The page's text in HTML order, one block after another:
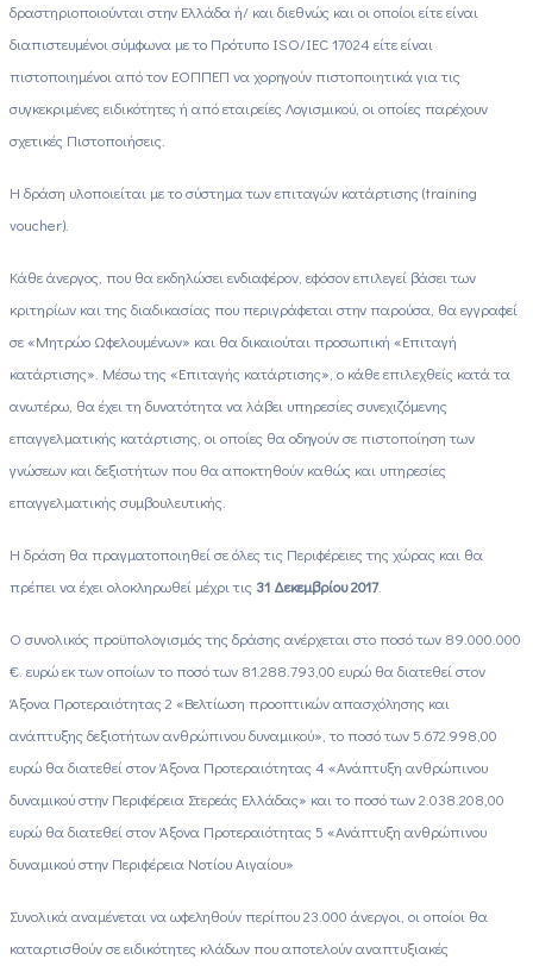
δραστηριοποιούνται στην Ελλάδα ή/ και διεθνώς και οι οποίοι είτε είναι
διαπιστευμένοι σύμφωνα με το Πρότυπο ISO/IEC 17024 είτε είναι
πιστοποιημένοι από τον ΕΟΠΠΕΠ να χορηγούν πιστοποιητικά για τις
συγκεκριμένες ειδικότητες ή από εταιρείες Λογισμικού, οι οποίες παρέχουν
σχετικές Πιστοποιήσεις.
Η δράση υλοποιείται με το σύστημα των επιταγών κατάρτισης (training
voucher).
Κάθε άνεργος, που θα εκδηλώσει ενδιαφέρον, εφόσον επιλεγεί βάσει των
κριτηρίων και της διαδικασίας που περιγράφεται στην παρούσα, θα εγγραφεί
σε «Μητρώο Ωφελουμένων» και θα δικαιούται προσωπική «Επιταγή
κατάρτισης». Μέσω της «Επιταγής κατάρτισης», ο κάθε επιλεχθείς κατά τα
ανωτέρω, θα έχει τη δυνατότητα να λάβει υπηρεσίες συνεχιζόμενης
επαγγελματικής κατάρτισης, οι οποίες θα οδηγούν σε πιστοποίηση των
γνώσεων και δεξιοτήτων που θα αποκτηθούν καθώς και υπηρεσίες
επαγγελματικής συμβουλευτικής.
Η δράση θα πραγματοποιηθεί σε όλες τις Περιφέρειες της χώρας και θα
πρέπει να έχει ολοκληρωθεί μέχρι τις 31 Δεκεμβρίου 2017.
Ο συνολικός προϋπολογισμός της δράσης ανέρχεται στο ποσό των 89.000.000
€. ευρώ εκ των οποίων το ποσό των 81.288.793,00 ευρώ θα διατεθεί στον
Άξονα Προτεραιότητας 2 «Βελτίωση προοπτικών απασχόλησης και
ανάπτυξης δεξιοτήτων ανθρώπινου δυναμικού», το ποσό των 5.672.998,00
ευρώ θα διατεθεί στον Άξονα Προτεραιότητας 4 «Ανάπτυξη ανθρώπινου
δυναμικού στην Περιφέρεια Στερεάς Ελλάδας» και το ποσό των 2.038.208,00
ευρώ θα διατεθεί στον Άξονα Προτεραιότητας 5 «Ανάπτυξη ανθρώπινου
δυναμικού στην Περιφέρεια Νοτίου Αιγαίου»
Συνολικά αναμένεται να ωφεληθούν περίπου 23.000 άνεργοι, οι οποίοι θα
καταρτισθούν σε ειδικότητες κλάδων που αποτελούν αναπτυξιακές